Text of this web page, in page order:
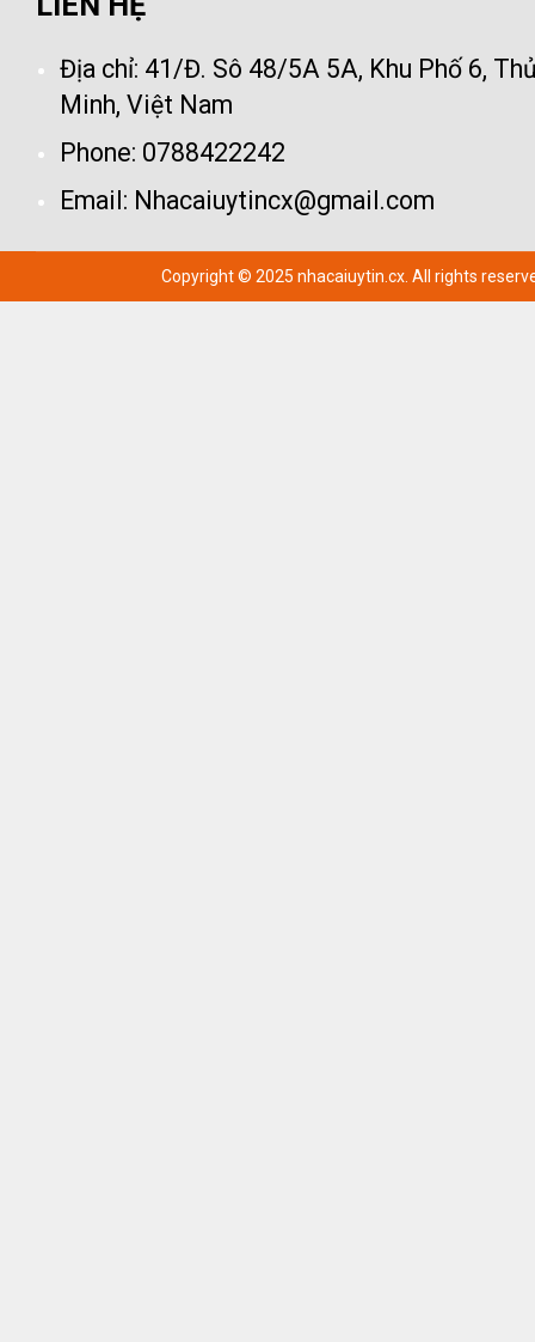
Địa chỉ: 41/Đ. Sô 48/5A 5A, Khu Phố 6,
Minh, Việt Nam
Phone: 0788422242
Email: Nhacaiuytincx@gmail.com
Copyright © 2025 nhacaiuytin.cx. All rights